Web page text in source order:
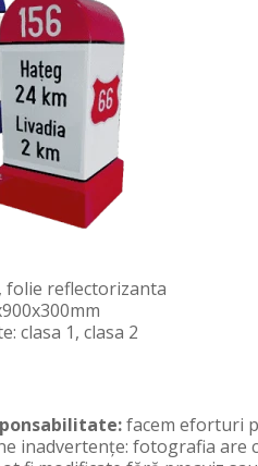
folie reflectorizanta
clasa 1, clasa 2
facem eforturi
inadvertenţe: fotografia are